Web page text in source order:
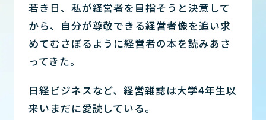
若き日、私が経営者を目指そうと決意して
から、自分が尊敬できる経営者像を追い求
めてむさぼるように経営者の本を読みあさ
ってきた。
日経ビジネスなど、経営雑誌は大学4年生以
来いまだに愛読している。